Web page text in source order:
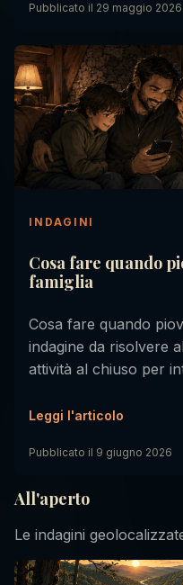
Pubblicato il 29 maggio 2026
INDAGINI
Cosa fare quando
famiglia
Cosa fare quando
indagine da risolvere
attività al chiuso per
Leggi l'articolo
Pubblicato il 9 giugno 2026
All'aperto
Le indagini